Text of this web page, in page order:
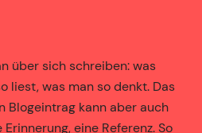
über sich schreiben: was
liest, was man so denkt. Das
Blogeintrag kann aber auch
eine Referenz. So